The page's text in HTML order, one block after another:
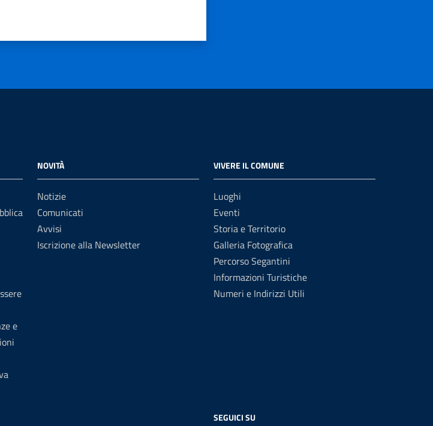
e
NOVITÀ
Notizie
Comunicati
Avvisi
Iscrizione alla Newsletter
VIVERE IL COMUNE
Luoghi
Eventi
Storia e Territorio
Galleria Fotografica
Percorso Segantini
Informazioni Turistiche
Numeri e Indirizzi Utili
SEGUICI SU